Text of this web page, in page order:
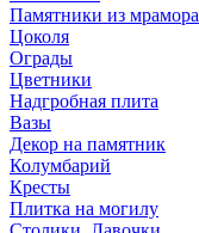
Памятники из мрамора
Цоколя
Ограды
Цветники
Надгробная плита
Вазы
Декор на памятник
Колумбарий
Кресты
Плитка на могилу